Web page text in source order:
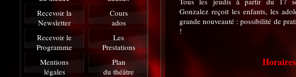
Cours
ados
Les
Prestations
Plan
du théâtre
Recevoir la
Newsletter
Recevoir le
Programme
Mentions
légales
Gonzalez reçoit les enfants, les
grande nouveauté : possibilité de
!
Horaires